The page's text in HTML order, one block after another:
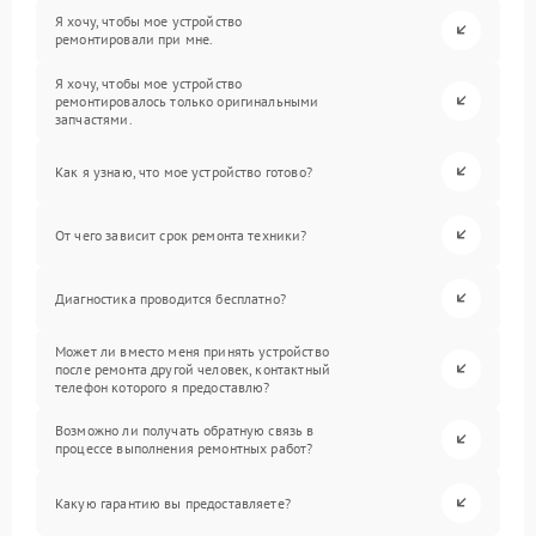
Я хочу, чтобы мое устройство
ремонтировали при мне.
Я хочу, чтобы мое устройство
ремонтировалось только оригинальными
запчастями.
Как я узнаю, что мое устройство готово?
От чего зависит срок ремонта техники?
Диагностика проводится бесплатно?
Может ли вместо меня принять устройство
после ремонта другой человек, контактный
телефон которого я предоставлю?
Возможно ли получать обратную связь в
процессе выполнения ремонтных работ?
Какую гарантию вы предоставляете?